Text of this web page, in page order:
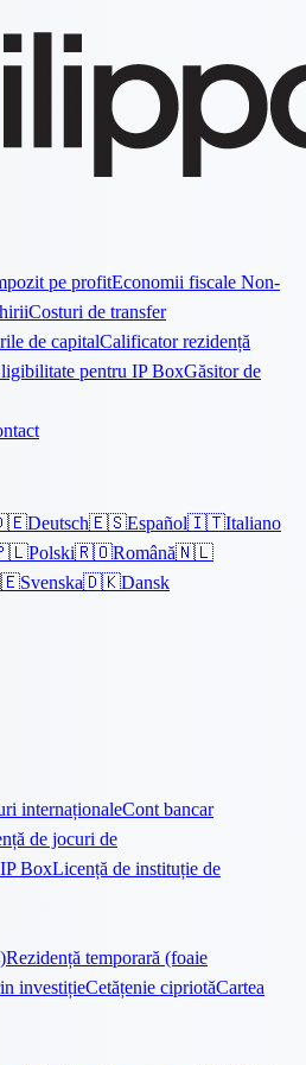
pe profitEconomii fiscale Non-
Costuri de transfer
de capitalCalificator rezidență
pentru IP BoxGăsitor de
Deutsch🇪🇸Español🇮🇹Italiano
Polski🇷🇴Română🇳🇱
Svenska🇩🇰Dansk
internaționaleCont bancar
de jocuri de
BoxLicență de instituție de
Rezidență temporară (foaie
investițieCetățenie cipriotăCartea